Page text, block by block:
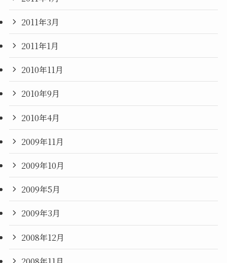
2011年3月
2011年1月
2010年11月
2010年9月
2010年4月
2009年11月
2009年10月
2009年5月
2009年3月
2008年12月